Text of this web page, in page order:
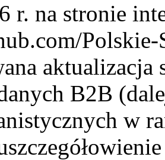
r. na stronie
Polskie-
aktualizacja
B2B
w